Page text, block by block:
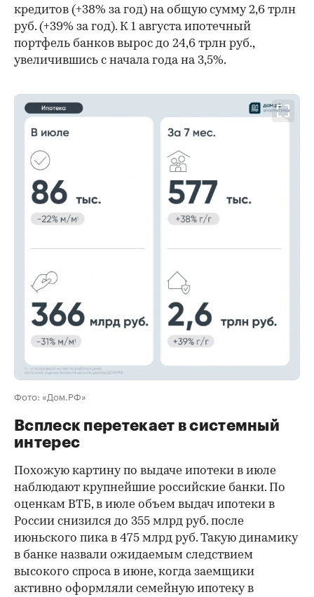
кредитов (+38% за год) на общую сумму 2,6 трлн
руб. (+39% за год). К 1 августа ипотечный
портфель банков вырос до 24,6 трлн руб.,
увеличившись с начала года на 3,5%.
Фото: «Дом.РФ»
Всплеск перетекает в системный
интерес
Похожую картину по выдаче ипотеки в июле
наблюдают крупнейшие российские банки. По
оценкам ВТБ, в июле объем выдач ипотеки в
России снизился до 355 млрд руб. после
июньского пика в 475 млрд руб. Такую динамику
в банке назвали ожидаемым следствием
высокого спроса в июне, когда заемщики
активно оформляли семейную ипотеку в